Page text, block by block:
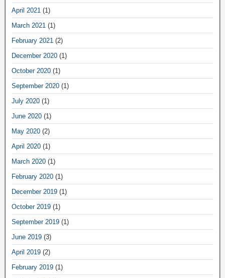
April 2021 (1)
March 2021 (1)
February 2021 (2)
December 2020 (1)
October 2020 (1)
September 2020 (1)
July 2020 (1)
June 2020 (1)
May 2020 (2)
April 2020 (1)
March 2020 (1)
February 2020 (1)
December 2019 (1)
October 2019 (1)
September 2019 (1)
June 2019 (3)
April 2019 (2)
February 2019 (1)